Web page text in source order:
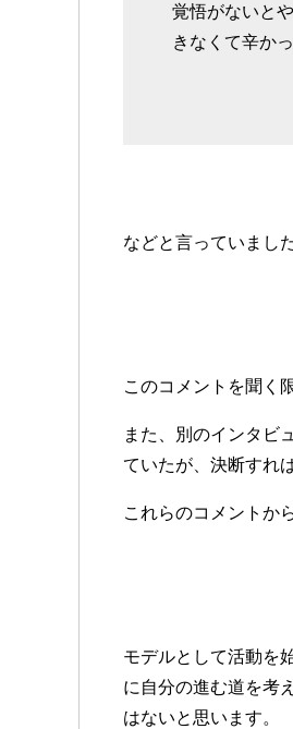
覚悟がないと
きなくて辛か
などと言っていました
このコメントを聞く
また、別のインタビ
ていたが、決断すれ
これらのコメントか
モデルとして活動を
に自分の進む道を考
はないと思います。